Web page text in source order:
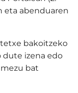
eta abenduaren
bakoitzeko
dute izena edo
bat